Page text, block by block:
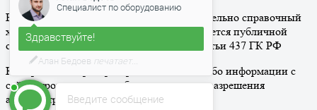
Вся информация на сайте носит исключительно справочный
характер и ни при каких условиях не является публичной
офертой, определяемой положениями Статьи 437 ГК РФ
Копирование и распространение какой-либо информации с
сайта строго запрещено без письменного разрешения
администрацииВведите сообщение
Здравствуйте!
С удовольствием отвечу на ваши
вопросы!